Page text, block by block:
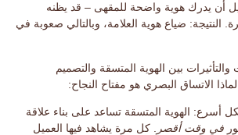
أن يدرك هوية واضحة للمقهى – قد يظنه
النتيجة: ضياع هوية العلامة، وبالتالي صعوبة في
والتأثيرات بين الهوية المتسقة والتصميم
الاتساق البصري هو مفتاح النجاح:
أسرع: الهوية المتسقة تساعد على بناء علاقة
في وقت أقصر
. كل مرة يشاهد فيها العميل